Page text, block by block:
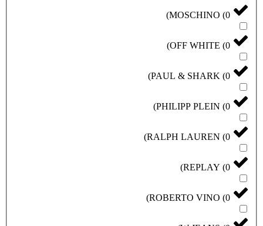
MOSCHINO (0
)
OFF WHITE (0
)
PAUL & SHARK (0
)
PHILIPP PLEIN (0
)
RALPH LAUREN (0
)
REPLAY (0
)
ROBERTO VINO (0
)